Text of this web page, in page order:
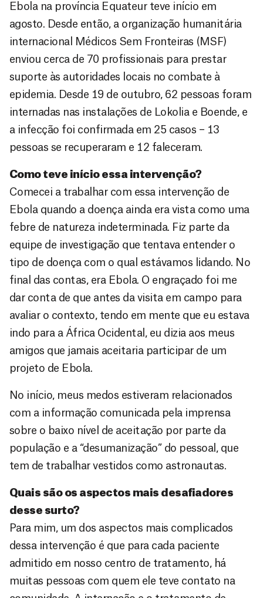
Ebola na província Equateur teve início em
agosto. Desde então, a organização humanitária
internacional Médicos Sem Fronteiras (MSF)
enviou cerca de 70 profissionais para prestar
suporte às autoridades locais no combate à
epidemia. Desde 19 de outubro, 62 pessoas foram
internadas nas instalações de Lokolia e Boende, e
a infecção foi confirmada em 25 casos – 13
pessoas se recuperaram e 12 faleceram.
Como teve início essa intervenção?
Comecei a trabalhar com essa intervenção de
Ebola quando a doença ainda era vista como uma
febre de natureza indeterminada. Fiz parte da
equipe de investigação que tentava entender o
tipo de doença com o qual estávamos lidando. No
final das contas, era Ebola. O engraçado foi me
dar conta de que antes da visita em campo para
avaliar o contexto, tendo em mente que eu estava
indo para a África Ocidental, eu dizia aos meus
amigos que jamais aceitaria participar de um
projeto de Ebola.
No início, meus medos estiveram relacionados
com a informação comunicada pela imprensa
sobre o baixo nível de aceitação por parte da
população e a “desumanização” do pessoal, que
tem de trabalhar vestidos como astronautas.
Quais são os aspectos mais desafiadores
desse surto?
Para mim, um dos aspectos mais complicados
dessa intervenção é que para cada paciente
admitido em nosso centro de tratamento, há
muitas pessoas com quem ele teve contato na